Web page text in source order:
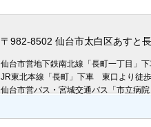
〒982-8502 仙台市太白区あす
仙台市営地下鉄南北線「長町一丁目
JR東北本線「長町」下車 東口より徒
仙台市営バス・宮城交通バス「市立病